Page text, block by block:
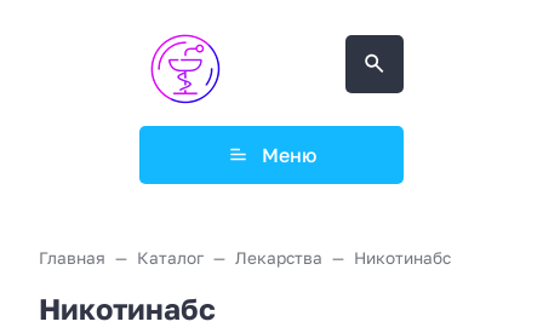
Меню
Главная Каталог Лекарства Никотинабс
Никотинабс